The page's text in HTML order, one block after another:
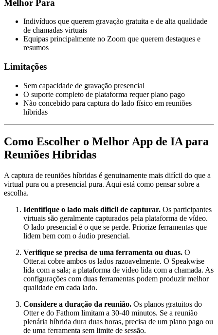
Melhor Para
Indivíduos que querem gravação gratuita e de alta qualidade
de chamadas virtuais
Equipas principalmente no Zoom que querem destaques e
resumos
Limitações
Sem capacidade de gravação presencial
O suporte completo de plataforma requer plano pago
Não concebido para captura do lado físico em reuniões
híbridas
Como Escolher o Melhor App de IA para
Reuniões Híbridas
A captura de reuniões híbridas é genuinamente mais difícil do que a
virtual pura ou a presencial pura. Aqui está como pensar sobre a
escolha.
Identifique o lado mais difícil de capturar. Os participantes
virtuais são geralmente capturados pela plataforma de vídeo.
O lado presencial é o que se perde. Priorize ferramentas que
lidem bem com o áudio presencial.
Verifique se precisa de uma ferramenta ou duas. O
Otter.ai cobre ambos os lados razoavelmente. O Speakwise
lida com a sala; a plataforma de vídeo lida com a chamada. As
configurações com duas ferramentas podem produzir melhor
qualidade em cada lado.
Considere a duração da reunião. Os planos gratuitos do
Otter e do Fathom limitam a 30-40 minutos. Se a reunião
plenária híbrida dura duas horas, precisa de um plano pago ou
de uma ferramenta sem limite de sessão.